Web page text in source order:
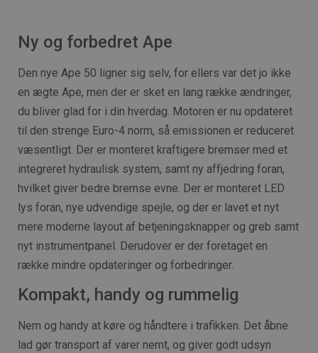
Ny og forbedret Ape
Den nye Ape 50 ligner sig selv, for ellers var det jo ikke
en ægte Ape, men der er sket en lang række ændringer,
du bliver glad for i din hverdag. Motoren er nu opdateret
til den strenge Euro-4 norm, så emissionen er reduceret
væsentligt. Der er monteret kraftigere bremser med et
integreret hydraulisk system, samt ny affjedring foran,
hvilket giver bedre bremse evne. Der er monteret LED
lys foran, nye udvendige spejle, og der er lavet et nyt
mere moderne layout af betjeningsknapper og greb samt
nyt instrumentpanel. Derudover er der foretaget en
række mindre opdateringer og forbedringer.
Kompakt, handy og rummelig
Nem og handy at køre og håndtere i trafikken. Det åbne
lad gør transport af varer nemt, og giver godt udsyn